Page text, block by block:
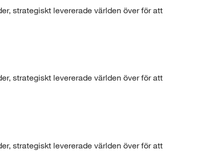
strategiskt levererade världen över för att
strategiskt levererade världen över för att
strategiskt levererade världen över för att